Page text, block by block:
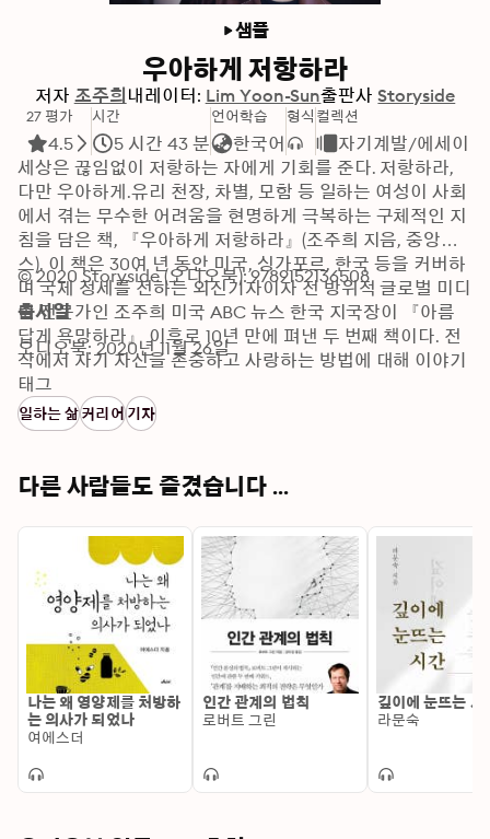
샘플
우아하게 저항하라
저자 조주희 내레이터: Lim Yoon-Sun출판사 Storyside
27 평가
4.5
시간
5 시간 43 분
언어학습
한국어
형식 컬렉션
자기계발/에세이
세상은 끊임없이 저항하는 자에게 기회를 준다. 저항하라,
다만 우아하게.유리 천장, 차별, 모함 등 일하는 여성이 사회
에서 겪는 무수한 어려움을 현명하게 극복하는 구체적인 지
침을 담은 책, 『우아하게 저항하라』(조주희 지음, 중앙북
스). 이 책은 30여 년 동안 미국, 싱가포르, 한국 등을 커버하
며 국제 정세를 전하는 외신기자이자 전 방위적 글로벌 미디
어 전문가인 조주희 미국 ABC 뉴스 한국 지국장이 『아름
답게 욕망하라』 이후로 10년 만에 펴낸 두 번째 책이다. 전
작에서 자기 자신을 존중하고 사랑하는 방법에 대해 이야기
했던 저자는 이번 책을 통해 자신의 분야에서 열심히 일하고
자 하는 사람들에게 늘 보이지 않는 선(선입견, 편견, 개인적
잣대 등)을 제시하며 가능성을 시험하는 사회에서 자기 자신
는 구체적인 지침을 전한다. 목차Prologue 우리는 모두 아
악한 타협으로 장기전을 노려라ㆍ 흑과 백이 아닌 회색지대
를 찾아라ㆍ 미투 운동을 바라보며Chapter 2. 나만의 소프
트웨어, 내공을 길러라ㆍ 나의 성장을 가로막는 유리천장을
깨라ㆍ 웃으며 먼저 다가가기ㆍ 여성성을 활용하라ㆍ 일터
에서의 애교는 미덕이 아니다ㆍ 플러스 옵션은 내가 만든다
ㆍ 워킹맘에게 진정으로 필요한 것ㆍ Why not? 안 되는 건
없다ㆍ 나는 나의 팬이 되어야 한다Chapter 3. 경쟁하기보
다 아름답게 연대하라ㆍ 누군가의 워크맘이 될 수 있다면ㆍ
가르치며 배우다ㆍ 우연을 인연으로 만드는 힘ㆍ 지속가능
한 관계를 쌓아라ㆍ 스몰토크로 거리를 좁혀라ㆍ 인생을 밝
© 2020 Storyside (오디오북): 9789152136508
출시일
오디오북: 2020년 11월 26일
태그
일하는 삶커리어기자
다른 사람들도 즐겼습니다 ...
나는 왜 영양제를 처방하
는 의사가 되었나
여에스더
인간 관계의 법칙
로버트 그린
깊이에 눈뜨는 시
라문숙